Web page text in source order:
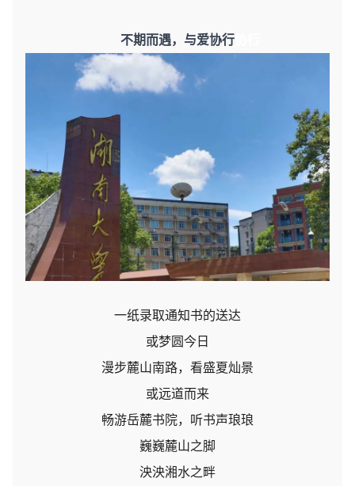
不期而遇，与爱协行
一纸录取通知书的送达
或梦圆今日
漫步麓山南路，看盛夏灿景
或远道而来
畅游岳麓书院，听书声琅琅
巍巍麓山之脚
泱泱湘水之畔